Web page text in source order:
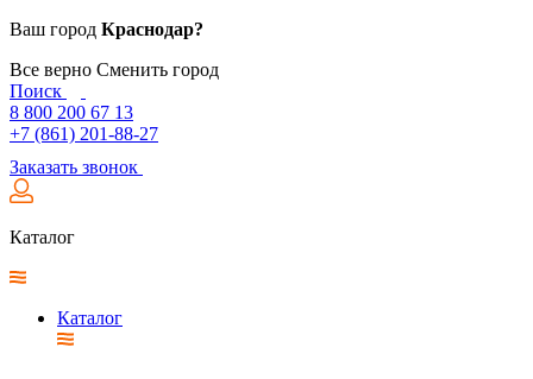
Ваш город Краснодар?
Все верно Сменить город
Поиск
8 800 200 67 13
+7 (861) 201-88-27
Заказать звонок
Каталог
Каталог